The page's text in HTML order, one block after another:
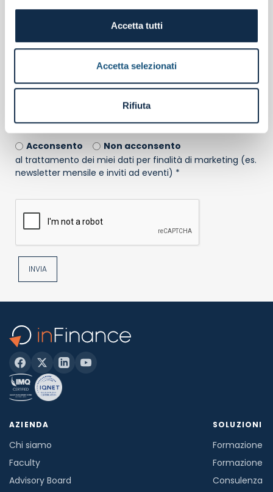
Accetta tutti
Accetta selezionati
Rifiuta
Percorso di interesse *
Consenso al trattamento dei dati personali
informativa sulla privacy
Acconsento
Non acconsento
al trattamento dei miei dati per finalità di marketing (es.
newsletter mensile e inviti ad eventi) *
INVIA
AZIENDA
Chi siamo
Faculty
Advisory Board
SOLUZIONI
Formazione
Formazione
Consulenza